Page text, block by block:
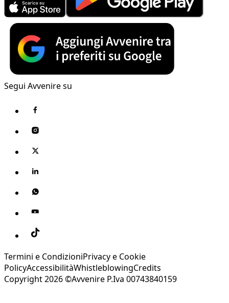
Segui Avvenire su
Termini e CondizioniPrivacy e Cookie
PolicyAccessibilitàWhistleblowingCredits
Copyright 2026 ©Avvenire P.Iva 00743840159